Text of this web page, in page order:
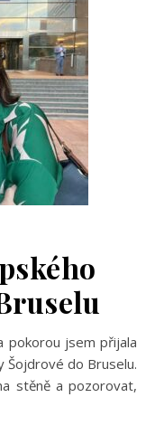
Šojdrové do Bruselu.
stěně a pozorovat,